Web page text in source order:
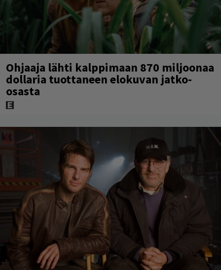
Ohjaaja lähti kalppimaan 870 miljoonaa
dollaria tuottaneen elokuvan jatko-
osasta